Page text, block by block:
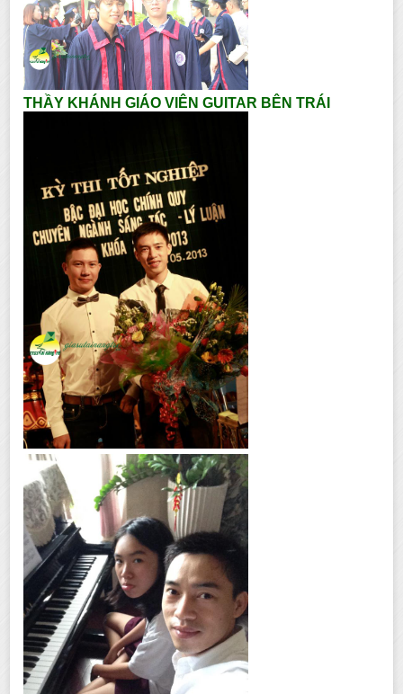
THẦY KHÁNH GIÁO VIÊN GUITAR BÊN TRÁI